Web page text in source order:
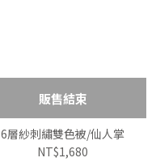
販售結束
6層紗刺繡雙色被/仙人掌
NT$1,680